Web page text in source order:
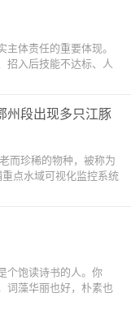
体责任的重要体现。
招入后技能不达标、人
州段出现多只江豚
而珍稀的物种，被称为
点水域可视化监控系统
个饱读诗书的人。你
词藻华丽也好，朴素也